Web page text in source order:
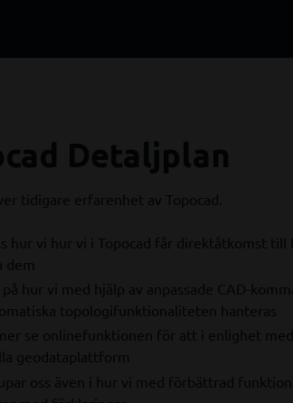
Detaljplan
tidigare erfarenhet av Topocad.
hur vi hur vi i Topocad får direktåtkomst
dem
hur vi med hjälp av anpassade CAD-
topologifunktionaliteten hanteras
se onlinefunktionen för att i enlighet
geodataplattform
oss även i hur vi med förbättrad